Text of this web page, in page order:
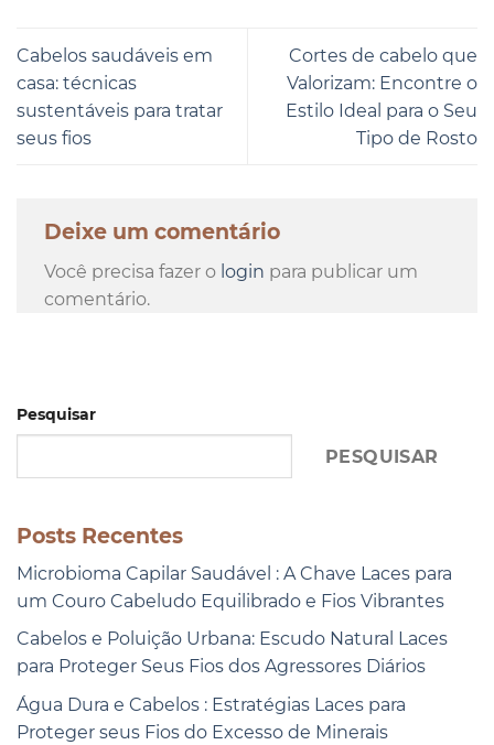
Cabelos saudáveis em
casa: técnicas
sustentáveis para tratar
seus fios
Cortes de cabelo que
Valorizam: Encontre o
Estilo Ideal para o Seu
Tipo de Rosto
Deixe um comentário
Você precisa fazer o login para publicar um
comentário.
Pesquisar
PESQUISAR
Posts Recentes
Microbioma Capilar Saudável : A Chave Laces para
um Couro Cabeludo Equilibrado e Fios Vibrantes
Cabelos e Poluição Urbana: Escudo Natural Laces
para Proteger Seus Fios dos Agressores Diários
Água Dura e Cabelos : Estratégias Laces para
Proteger seus Fios do Excesso de Minerais